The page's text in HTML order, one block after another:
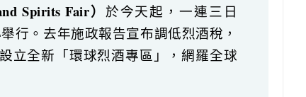
Spirits Fair） 於今天起，一連三日
行。去年施政報告宣布調低烈酒稅，
立全新「環球烈酒專區」，網羅全球